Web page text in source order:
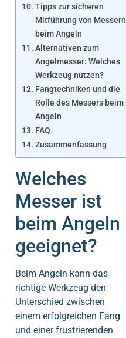
Tipps zur sicheren
Mitführung von Messern
beim Angeln
Alternativen zum
Angelmesser: Welches
Werkzeug nutzen?
Fangtechniken und die
Rolle des Messers beim
Angeln
FAQ
Zusammenfassung
Welches
Messer ist
beim Angeln
geeignet?
Beim Angeln kann das
richtige Werkzeug den
Unterschied zwischen
einem erfolgreichen Fang
und einer frustrierenden